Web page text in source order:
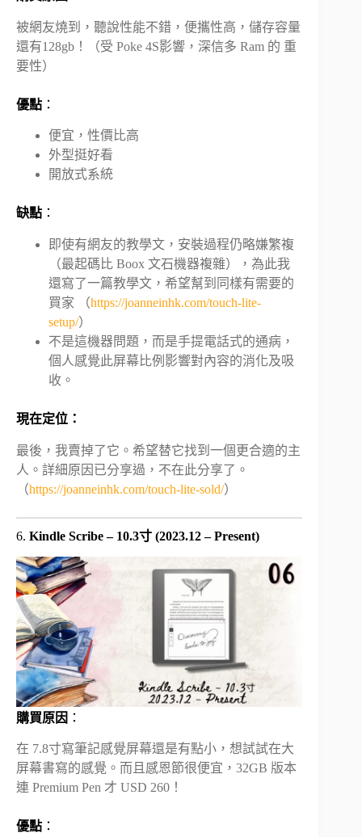
被網友燒到，聽說性能不錯，便攜性高，儲存容量
還有128gb！（受 Poke 4S影響，深信多 Ram 的 重
要性）
優點 ：
便宜，性價比高
外型挺好看
開放式系統
缺點 ：
即使有網友的教學文，安裝過程仍略嫌繁複
（最起碼比 Boox 文石機器複雜），為此我
還寫了一篇教學文，希望幫到同樣有需要的
買家 （https://joanneinhk.com/touch-lite-
setup/）
不是這機器問題，而是手提電話式的通病，
個人感覺此屏幕比例影響對內容的消化及吸
收。
現在定位：
最後，我賣掉了它。希望替它找到一個更合適的主
人。詳細原因已分享過，不在此分享了。
（https://joanneinhk.com/touch-lite-sold/）
6. Kindle Scribe – 10.3寸 (2023.12 – Present)
購買原因 ：
在 7.8寸寫筆記感覺屏幕還是有點小，想試試在大
屏幕書寫的感覺。而且感恩節很便宜，32GB 版本
連 Premium Pen 才 USD 260！
優點 ：